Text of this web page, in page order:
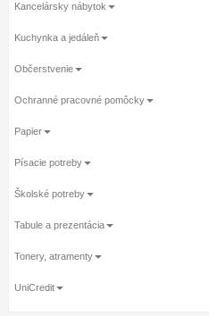
Kancelársky nábytok
Kuchynka a jedáleň
Občerstvenie
Ochranné pracovné pomôcky
Papier
Písacie potreby
Školské potreby
Tabule a prezentácia
Tonery, atramenty
UniCredit